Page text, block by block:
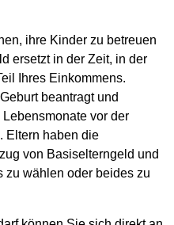
ihre Kinder zu betreuen
ersetzt in der Zeit, in der
Ihres Einkommens.
beantragt und
vor der
Eltern haben die
von Basiselterngeld und
zu wählen oder beides zu